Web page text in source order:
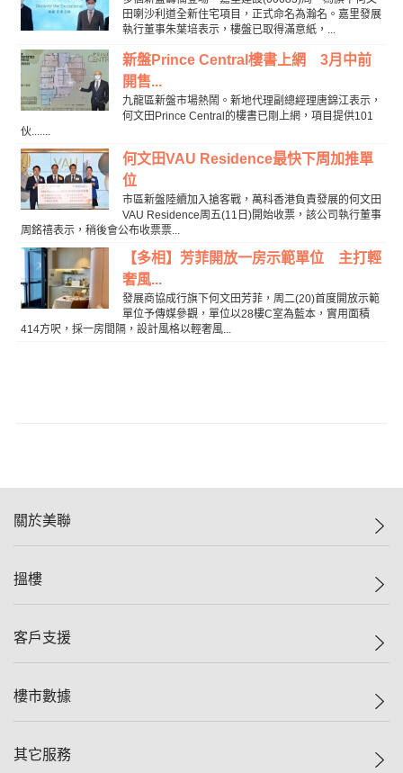
田喇沙利道全新住宅項目，正式命名為瀚名。嘉里發展
執行董事朱葉培表示，樓盤已取得滿意紙，...
新盤Prince Central樓書上網 3月中前
開售...
九龍區新盤市場熱鬧。新地代理副總經理唐錦江表示，
何文田Prince Central的樓書已剛上網，項目提供101
伙.......
何文田VAU Residence最快下周加推單
位
市區新盤陸續加入搶客戰，萬科香港負責發展的何文田
VAU Residence周五(11日)開始收票，該公司執行董事
周銘禧表示，稍後會公布收票票...
【多相】芳菲開放一房示範單位 主打輕
奢風...
發展商協成行旗下何文田芳菲，周二(20)首度開放示範
單位予傳媒參觀，單位以28樓C室為藍本，實用面積
414方呎，採一房間隔，設計風格以輕奢風...
關於美聯
美聯集團
人才招募
搵樓
一手新盤
減價
美聯豪宅
客戶支援
自助放盤
查詢熱線
樓市數據
樓價指數
其它服務